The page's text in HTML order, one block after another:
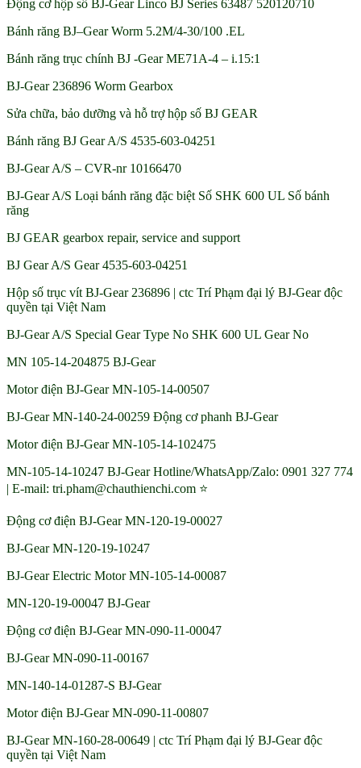
Động cơ hộp số BJ-Gear Linco BJ Series 63487 520120710
Bánh răng BJ–Gear Worm 5.2M/4-30/100 .EL
Bánh răng trục chính BJ -Gear ME71A-4 – i.15:1
BJ-Gear 236896 Worm Gearbox
Sửa chữa, bảo dưỡng và hỗ trợ hộp số BJ GEAR
Bánh răng BJ Gear A/S 4535-603-04251
BJ-Gear A/S – CVR-nr 10166470
BJ-Gear A/S Loại bánh răng đặc biệt Số SHK 600 UL Số bánh
răng
BJ GEAR gearbox repair, service and support
BJ Gear A/S Gear 4535-603-04251
Hộp số trục vít BJ-Gear 236896 | ctc Trí Phạm đại lý BJ-Gear độc
quyền tại Việt Nam
BJ-Gear A/S Special Gear Type No SHK 600 UL Gear No
MN 105-14-204875 BJ-Gear
Motor điện BJ-Gear MN-105-14-00507
BJ-Gear MN-140-24-00259 Động cơ phanh BJ-Gear
Motor điện BJ-Gear MN-105-14-102475
MN-105-14-10247 BJ-Gear Hotline/WhatsApp/Zalo: 0901 327 774
| E-mail: tri.pham@chauthienchi.com ⭐
Động cơ điện BJ-Gear MN-120-19-00027
BJ-Gear MN-120-19-10247
BJ-Gear Electric Motor MN-105-14-00087
MN-120-19-00047 BJ-Gear
Động cơ điện BJ-Gear MN-090-11-00047
BJ-Gear MN-090-11-00167
MN-140-14-01287-S BJ-Gear
Motor điện BJ-Gear MN-090-11-00807
BJ-Gear MN-160-28-00649 | ctc Trí Phạm đại lý BJ-Gear độc
quyền tại Việt Nam